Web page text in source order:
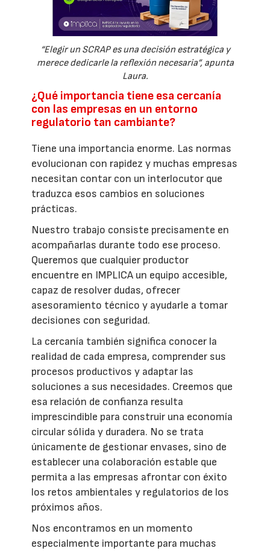
“Elegir un SCRAP es una decisión estratégica y
merece dedicarle la reflexión necesaria”, apunta
Laura.
¿Qué importancia tiene esa cercanía
con las empresas en un entorno
regulatorio tan cambiante?
Tiene una importancia enorme. Las normas
evolucionan con rapidez y muchas empresas
necesitan contar con un interlocutor que
traduzca esos cambios en soluciones
prácticas.
Nuestro trabajo consiste precisamente en
acompañarlas durante todo ese proceso.
Queremos que cualquier productor
encuentre en IMPLICA un equipo accesible,
capaz de resolver dudas, ofrecer
asesoramiento técnico y ayudarle a tomar
decisiones con seguridad.
La cercanía también significa conocer la
realidad de cada empresa, comprender sus
procesos productivos y adaptar las
soluciones a sus necesidades. Creemos que
esa relación de confianza resulta
imprescindible para construir una economía
circular sólida y duradera. No se trata
únicamente de gestionar envases, sino de
establecer una colaboración estable que
permita a las empresas afrontar con éxito
los retos ambientales y regulatorios de los
próximos años.
Nos encontramos en un momento
especialmente importante para muchas